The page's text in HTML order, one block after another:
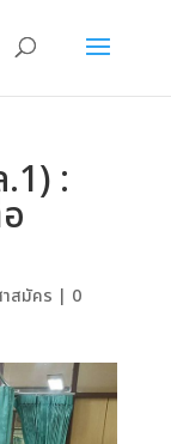
:
สมัคร | 0